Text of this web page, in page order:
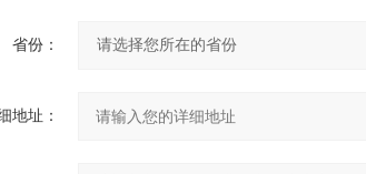
省份：
地址：